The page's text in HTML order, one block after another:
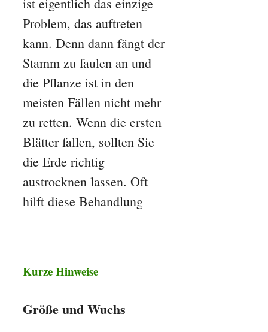
ist eigentlich das einzige
Problem, das auftreten
kann. Denn dann fängt der
Stamm zu faulen an und
die Pflanze ist in den
meisten Fällen nicht mehr
zu retten. Wenn die ersten
Blätter fallen, sollten Sie
die Erde richtig
austrocknen lassen. Oft
hilft diese Behandlung
Kurze Hinweise
Größe und Wuchs